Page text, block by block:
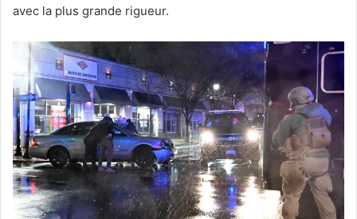
avec la plus grande rigueur.